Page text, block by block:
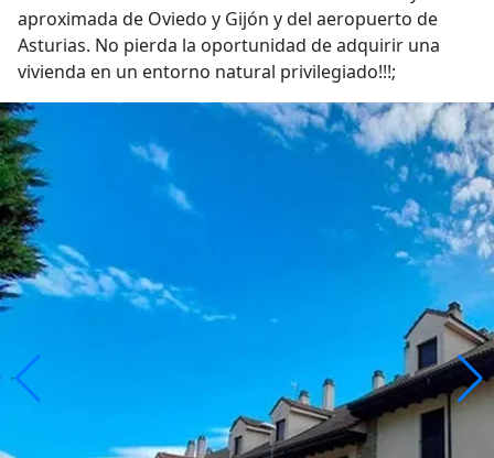
aproximada de Oviedo y Gijón y del aeropuerto de
Asturias. No pierda la oportunidad de adquirir una
vivienda en un entorno natural privilegiado!!!;